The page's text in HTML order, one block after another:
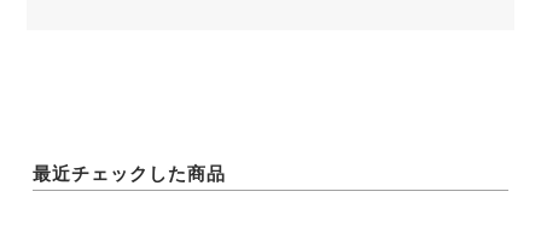
最近チェックした商品